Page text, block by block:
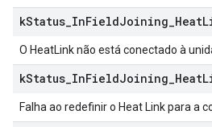
kStatus InFieldJoining Heat
O HeatLink não está conectado à
kStatus InFieldJoining Heat
Falha ao redefinir o Heat Link para a